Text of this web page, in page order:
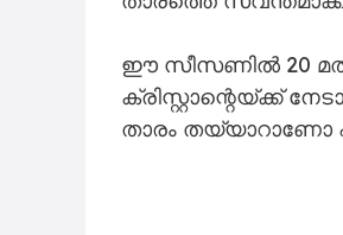
ഈ സീസണിൽ 20
ക്രിസ്റ്റാന്റെയ്ക്ക്
താരം തയ്യാറാണോ